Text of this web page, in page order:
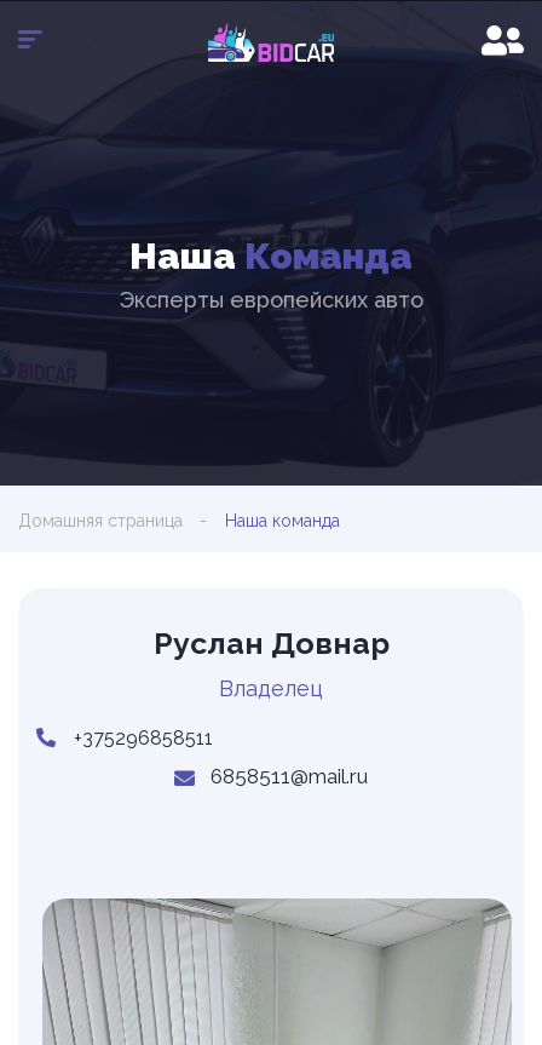
Наша Команда
Эксперты европейских авто
Домашняя страница Наша команда
Руслан Довнар
Владелец
+375296858511
6858511@mail.ru